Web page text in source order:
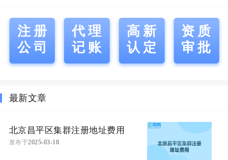
注册
公司
代理
记账
高新
认定
资质
审批
最新文章
北京昌平区集群注册地址费用
发布于2025-03-18